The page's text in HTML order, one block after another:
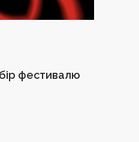
фестивалю